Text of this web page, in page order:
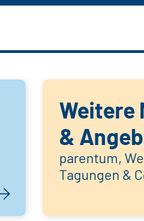
Weitere
&
parentum,
Tagungen &